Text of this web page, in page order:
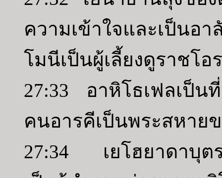
ความเข้าใจและเป็นอ
โมนีเป็นผู้เลี้ยงดูราชโอ
27:33 อาหิโธเฟลเป็
คนอารคีเป็นพระสหาย
27:34 เยโฮยาดาบุตร